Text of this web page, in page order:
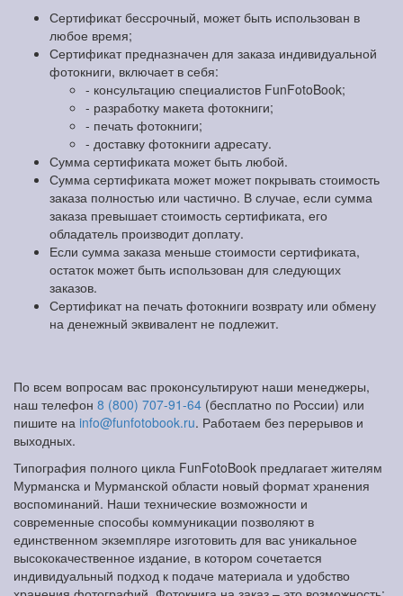
Сертификат бессрочный, может быть использован в
любое время;
Сертификат предназначен для заказа индивидуальной
фотокниги, включает в себя:
- консультацию специалистов FunFotoBook;
- разработку макета фотокниги;
- печать фотокниги;
- доставку фотокниги адресату.
Сумма сертификата может быть любой.
Сумма сертификата может может покрывать стоимость
заказа полностью или частично. В случае, если сумма
заказа превышает стоимость сертификата, его
обладатель производит доплату.
Если сумма заказа меньше стоимости сертификата,
остаток может быть использован для следующих
заказов.
Сертификат на печать фотокниги возврату или обмену
на денежный эквивалент не подлежит.
По всем вопросам вас проконсультируют наши менеджеры,
наш телефон 8 (800) 707-91-64 (бесплатно по России) или
пишите на info@funfotobook.ru. Работаем без перерывов и
выходных.
Типография полного цикла FunFotoBook предлагает жителям
Мурманска и Мурманской области новый формат хранения
воспоминаний. Наши технические возможности и
современные способы коммуникации позволяют в
единственном экземпляре изготовить для вас уникальное
высококачественное издание, в котором сочетается
индивидуальный подход к подаче материала и удобство